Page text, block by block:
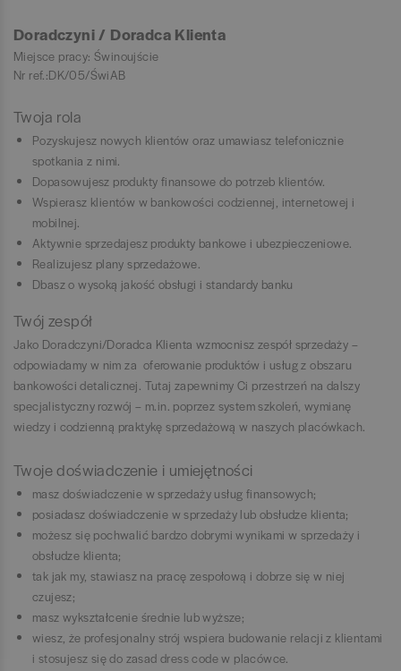
Doradczyni / Doradca Klienta
Miejsce pracy: Świnoujście
Nr ref.:DK/05/ŚwiAB
Twoja rola
Pozyskujesz nowych klientów oraz umawiasz telefonicznie
spotkania z nimi.
Dopasowujesz produkty finansowe do potrzeb klientów.
Wspierasz klientów w bankowości codziennej, internetowej i
mobilnej.
Aktywnie sprzedajesz produkty bankowe i ubezpieczeniowe.
Realizujesz plany sprzedażowe.
Dbasz o wysoką jakość obsługi i standardy banku
Twój zespół
Jako Doradczyni/Doradca Klienta wzmocnisz zespół sprzedaży –
odpowiadamy w nim za oferowanie produktów i usług z obszaru
bankowości detalicznej. Tutaj zapewnimy Ci przestrzeń na dalszy
specjalistyczny rozwój – m.in. poprzez system szkoleń, wymianę
wiedzy i codzienną praktykę sprzedażową w naszych placówkach.
Twoje doświadczenie i umiejętności
masz doświadczenie w sprzedaży usług finansowych;
posiadasz doświadczenie w sprzedaży lub obsłudze klienta;
możesz się pochwalić bardzo dobrymi wynikami w sprzedaży i
obsłudze klienta;
tak jak my, stawiasz na pracę zespołową i dobrze się w niej
czujesz;
masz wykształcenie średnie lub wyższe;
wiesz, że profesjonalny strój wspiera budowanie relacji z klientami
i stosujesz się do zasad dress code w placówce.